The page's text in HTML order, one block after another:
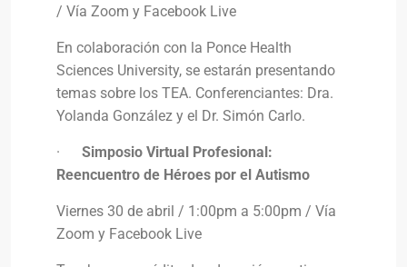
/ Vía Zoom y Facebook Live
En colaboración con la Ponce Health
Sciences University, se estarán presentando
temas sobre los TEA. Conferenciantes: Dra.
Yolanda González y el Dr. Simón Carlo.
· Simposio Virtual Profesional:
Reencuentro de Héroes por el Autismo
Viernes 30 de abril / 1:00pm a 5:00pm / Vía
Zoom y Facebook Live